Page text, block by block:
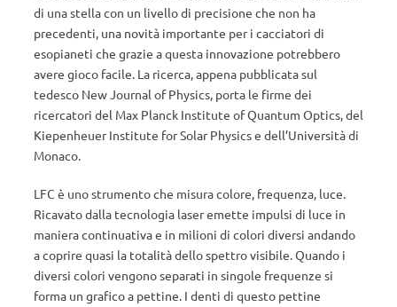
di una stella con un livello di precisione che non ha
precedenti, una novità importante per i cacciatori di
esopianeti che grazie a questa innovazione potrebbero
avere gioco facile. La ricerca, appena pubblicata sul
tedesco New Journal of Physics, porta le firme dei
ricercatori del Max Planck Institute of Quantum Optics, del
Kiepenheuer Institute for Solar Physics e dell’Università di
Monaco.
LFC è uno strumento che misura colore, frequenza, luce.
Ricavato dalla tecnologia laser emette impulsi di luce in
maniera continuativa e in milioni di colori diversi andando
a coprire quasi la totalità dello spettro visibile. Quando i
diversi colori vengono separati in singole frequenze si
forma un grafico a pettine. I denti di questo pettine